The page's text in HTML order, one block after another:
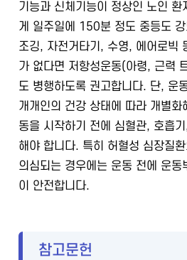
기능과 신체기능이 정상인 노인 환
게 일주일에 150분 정도 중등도
조깅, 자전거타기, 수영, 에어로빅
가 없다면 저항성운동(아령, 근력
도 병행하도록 권고합니다. 단, 운
개개인의 건강 상태에 따라 개별
동을 시작하기 전에 심혈관, 호흡
해야 합니다. 특히 허혈성 심장질
의심되는 경우에는 운동 전에 운동
이 안전합니다.
참고문헌